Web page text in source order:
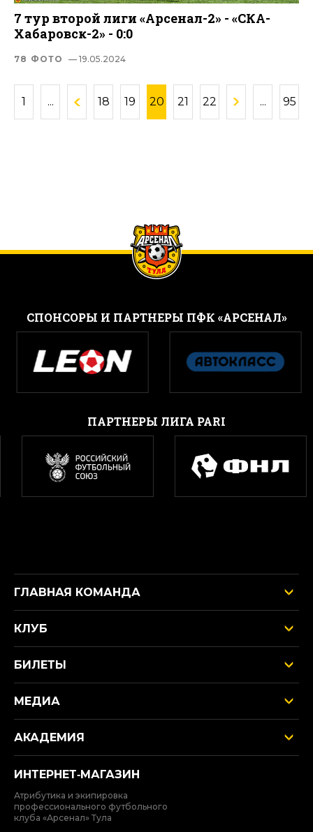
7 тур второй лиги «Арсенал-2» - «СКА-
Хабаровск-2» - 0:0
78 ФОТО — 19.05.2024
1 ... 18 19 20 21 22 ... 95
CПОНСОРЫ И ПАРТНЕРЫ ПФК «АРСЕНАЛ»
ПАРТНЕРЫ ЛИГА PARI
ГЛАВНАЯ КОМАНДА
КЛУБ
БИЛЕТЫ
МЕДИА
АКАДЕМИЯ
ИНТЕРНЕТ‑МАГАЗИН
Атрибутика и экипировка
профессионального футбольного
клуба «Арсенал» Тула